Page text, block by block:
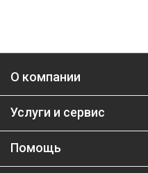
О компании
Услуги и сервис
Помощь